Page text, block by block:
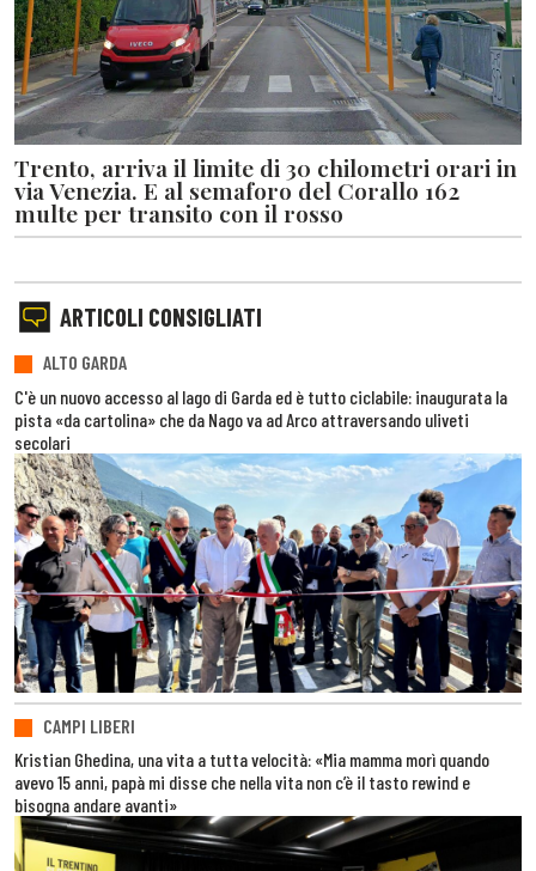
Trento, arriva il limite di 30 chilometri orari in
via Venezia. E al semaforo del Corallo 162
multe per transito con il rosso
ARTICOLI CONSIGLIATI
ALTO GARDA
C'è un nuovo accesso al lago di Garda ed è tutto ciclabile: inaugurata la
pista «da cartolina» che da Nago va ad Arco attraversando uliveti
secolari
CAMPI LIBERI
Kristian Ghedina, una vita a tutta velocità: «Mia mamma morì quando
avevo 15 anni, papà mi disse che nella vita non c’è il tasto rewind e
bisogna andare avanti»